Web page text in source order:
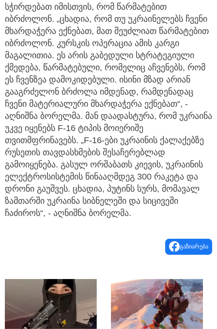
სჭირდებათ იმისთვის, რომ წარმატებით
იბრძოლონ. „ცხადია, რომ თუ უკრაინელებს ჩვენი
მხარდაჭერა ექნებათ, მათ შეუძლიათ წარმატებით
იბრძოლონ. კურსკის ოპერაცია ამის კარგი
მაგალითია. ეს არის გაბედული სტრატეგიული
ქმედება, წარმატებული, რომელიც აჩვენებს, რომ
ეს ჩვენზეა დამოკიდებული. ისინი მზად არიან
გააგრძელონ ბრძოლა იმდენად, რამდენადაც
ჩვენი მატერიალური მხარდაჭერა ექნებათ“, -
აღნიშნა ბორელმა. მან დაადასტურა, რომ უკრაინა
უკვე იყენებს F-16 ტიპის მოიერიშე
თვითმფრინავებს. „F-16-ები უკრაინის ქალაქებზე
რუსეთის თავდასხმების შესაჩერებლად
გამოიყენება. გასულ ორშაბათს კიევის, უკრაინის
ელექტროსისტემის წინააღმდეგ 300 რაკეტა და
დრონი გაუშვეს. ცხადია, პუტინს სურს, მომავალ
ზამთარში უკრაინა სიბნელეში და სიცივეში
ჩაძიროს“, - აღნიშნა ბორელმა.
გაზიარება